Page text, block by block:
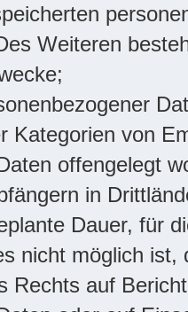
Weiteren
Kategorien von
offengelegt
in
Dauer, für
nicht möglich
Rechts auf